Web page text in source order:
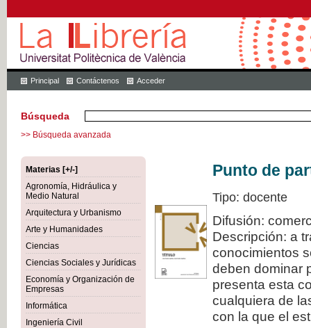
Principal Contáctenos Acceder
Búsqueda
>> Búsqueda avanzada
Materias [+/-]
Agronomía, Hidráulica y
Medio Natural
Arquitectura y Urbanismo
Arte y Humanidades
Ciencias
Ciencias Sociales y Jurídicas
Economía y Organización de
Empresas
Informática
Ingeniería Civil
Punto de
Tipo: docente
Difusión:
Descripción: a
conocimientos
deben dominar
presenta esta
cualquiera de
con la que el